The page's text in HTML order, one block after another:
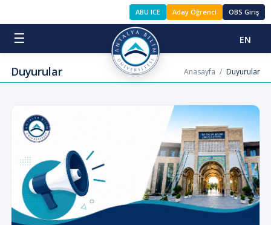
ABU ICE Aday Öğrenci OBS Giriş
☰ EN
Duyurular Anasayfa / Duyurular